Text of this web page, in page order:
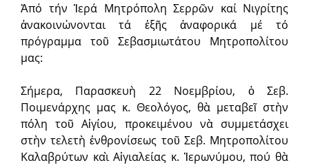
Ἀπό τήν Ἱερά Μητρόπολη Σερρῶν καί Νιγρίτης
ἀνακοινώνονται τά ἑξῆς ἀναφορικά μέ τό
πρόγραμμα τοῦ Σεβασμιωτάτου Μητροπολίτου
μας:
Σήμερα, Παρασκευὴ 22 Νοεμβρίου, ὁ Σεβ.
Ποιμενάρχης μας κ. Θεολόγος, θὰ μεταβεῖ στὴν
πόλη τοῦ Αἰγίου, προκειμένου νὰ συμμετάσχει
στὴν τελετὴ ἐνθρονίσεως τοῦ Σεβ. Μητροπολίτου
Καλαβρύτων καὶ Αἰγιαλείας κ. Ἱερωνύμου, πού θὰ